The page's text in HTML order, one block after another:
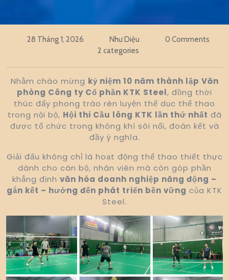
28 Tháng 1, 2026 Như Diệu
0 Comments
2 categories
Nhằm chào mừng kỷ niệm 10 năm thành lập Văn
phòng Công ty Cổ phần KTK Steel, đồng thời
thúc đẩy phong trào rèn luyện thể dục thể thao
trong nội bộ, Hội thi Cầu lông KTK lần thứ nhất đã
được tổ chức trong không khí sôi nổi, đoàn kết và
đầy ý nghĩa.
Giải đấu không chỉ là hoạt động thể thao thiết thực
dành cho cán bộ, nhân viên mà còn góp phần
khẳng định văn hóa doanh nghiệp năng động –
gắn kết – hướng đến phát triển bền vững của KTK
Steel.